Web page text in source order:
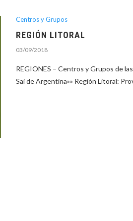
Centros y Grupos
REGIÓN LITORAL
03/09/2018
REGIONES – Centros y Grupos de
Sai de Argentina»» Región Litoral: